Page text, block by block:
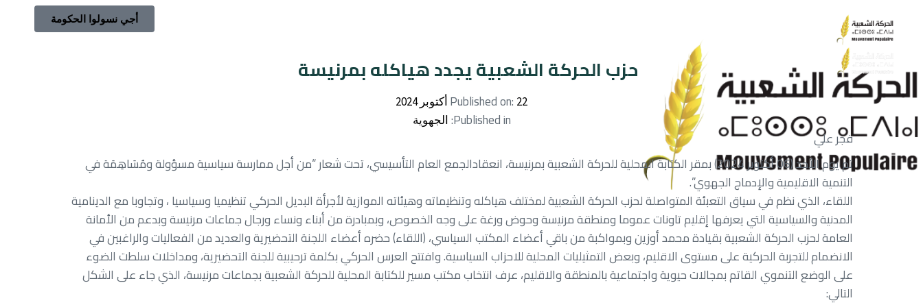
أجي نسولوا الحكومة
حزب الحركة الشعبية يجدد هياكله بمرنيسة
Published on: 22 أكتوبر 2024
Published in: الجهوية
فجر علي
تم يوم الأحد (06 أكتوبر 2024) بمقر الكتابة المحلية للحركة الشعبية بمرنيسة، انعقادالجمع العام التأسيسي، تحت شعار “من أجل ممارسة سياسية مسؤولة ومُسَاهِمَة في
التنمية الاقليمية والإدماج الجهوي”.
اللقاء، الذي نظم في سياق التعبئة المتواصلة لحزب الحركة الشعبية لمختلف هياكله وتنظيماته وهيئاته الموازية لأجرأة البديل الحركي تنظيميا وسياسيا ، وتجاوبا مع الدينامية
المدنية والسياسية التي يعرفها إقليم تاونات عموما ومنطقة مرنيسة وحوض ورغة على وجه الخصوص، وبمبادرة من أبناء ونساء ورجال جماعات مرنيسة وبدعم من الأمانة
العامة لحزب الحركة الشعبية بقيادة محمد أوزين وبمواكبة من باقي أعضاء المكتب السياسي، (اللقاء) حضره أعضاء اللجنة التحضيرية والعديد من الفعاليات والراغبين في
الانضمام للتجربة الحركية على مستوى الاقليم، وبعض التمثيليات المحلية للاحزاب السياسية. وافتتح العرس الحركي بكلمة ترحيبية للجنة التحضيرية، ومداخلات سلطت الضوء
على الوضع التنموي القاتم بمجالات حيوية واجتماعية بالمنطقة والاقليم، عرف انتخاب مكتب مسير للكتابة المحلية للحركة الشعبية بجماعات مرنيسة، الذي جاء على الشكل
التالي: